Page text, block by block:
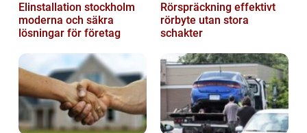
Elinstallation stockholm
moderna och säkra
lösningar för företag
Rörspräckning effektivt
rörbyte utan stora
schakter